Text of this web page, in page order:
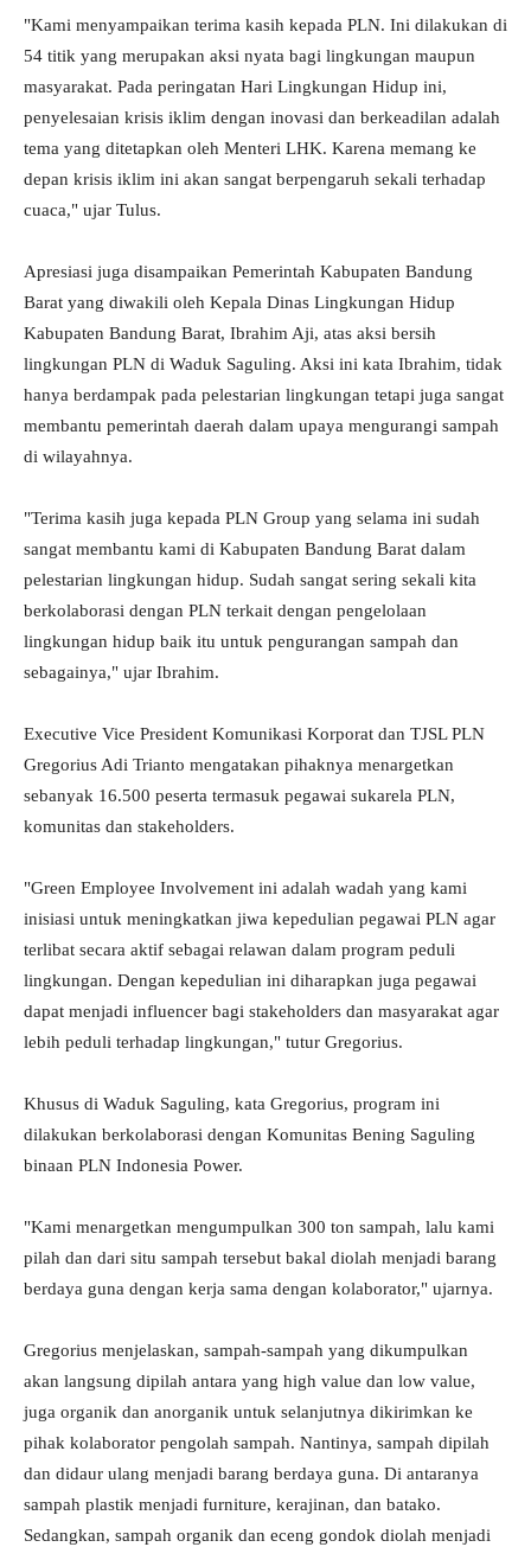
"Kami menyampaikan terima kasih kepada PLN. Ini dilakukan di
54 titik yang merupakan aksi nyata bagi lingkungan maupun
masyarakat. Pada peringatan Hari Lingkungan Hidup ini,
penyelesaian krisis iklim dengan inovasi dan berkeadilan adalah
tema yang ditetapkan oleh Menteri LHK. Karena memang ke
depan krisis iklim ini akan sangat berpengaruh sekali terhadap
cuaca," ujar Tulus.
Apresiasi juga disampaikan Pemerintah Kabupaten Bandung
Barat yang diwakili oleh Kepala Dinas Lingkungan Hidup
Kabupaten Bandung Barat, Ibrahim Aji, atas aksi bersih
lingkungan PLN di Waduk Saguling. Aksi ini kata Ibrahim, tidak
hanya berdampak pada pelestarian lingkungan tetapi juga sangat
membantu pemerintah daerah dalam upaya mengurangi sampah
di wilayahnya.
"Terima kasih juga kepada PLN Group yang selama ini sudah
sangat membantu kami di Kabupaten Bandung Barat dalam
pelestarian lingkungan hidup. Sudah sangat sering sekali kita
berkolaborasi dengan PLN terkait dengan pengelolaan
lingkungan hidup baik itu untuk pengurangan sampah dan
sebagainya," ujar Ibrahim.
Executive Vice President Komunikasi Korporat dan TJSL PLN
Gregorius Adi Trianto mengatakan pihaknya menargetkan
sebanyak 16.500 peserta termasuk pegawai sukarela PLN,
komunitas dan stakeholders.
"Green Employee Involvement ini adalah wadah yang kami
inisiasi untuk meningkatkan jiwa kepedulian pegawai PLN agar
terlibat secara aktif sebagai relawan dalam program peduli
lingkungan. Dengan kepedulian ini diharapkan juga pegawai
dapat menjadi influencer bagi stakeholders dan masyarakat agar
lebih peduli terhadap lingkungan," tutur Gregorius.
Khusus di Waduk Saguling, kata Gregorius, program ini
dilakukan berkolaborasi dengan Komunitas Bening Saguling
binaan PLN Indonesia Power.
"Kami menargetkan mengumpulkan 300 ton sampah, lalu kami
pilah dan dari situ sampah tersebut bakal diolah menjadi barang
berdaya guna dengan kerja sama dengan kolaborator," ujarnya.
Gregorius menjelaskan, sampah-sampah yang dikumpulkan
akan langsung dipilah antara yang high value dan low value,
juga organik dan anorganik untuk selanjutnya dikirimkan ke
pihak kolaborator pengolah sampah. Nantinya, sampah dipilah
dan didaur ulang menjadi barang berdaya guna. Di antaranya
sampah plastik menjadi furniture, kerajinan, dan batako.
Sedangkan, sampah organik dan eceng gondok diolah menjadi